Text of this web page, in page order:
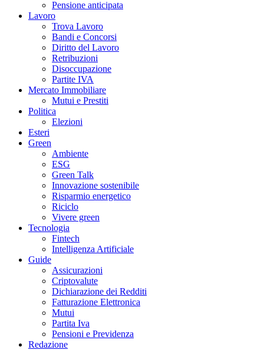
Pensione anticipata
Lavoro
Trova Lavoro
Bandi e Concorsi
Diritto del Lavoro
Retribuzioni
Disoccupazione
Partite IVA
Mercato Immobiliare
Mutui e Prestiti
Politica
Elezioni
Esteri
Green
Ambiente
ESG
Green Talk
Innovazione sostenibile
Risparmio energetico
Riciclo
Vivere green
Tecnologia
Fintech
Intelligenza Artificiale
Guide
Assicurazioni
Criptovalute
Dichiarazione dei Redditi
Fatturazione Elettronica
Mutui
Partita Iva
Pensioni e Previdenza
Redazione